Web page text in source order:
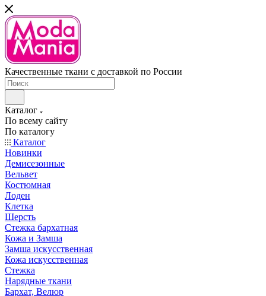
Качественные ткани с доставкой по России
Каталог
По всему сайту
По каталогу
Каталог
Новинки
Демисезонные
Вельвет
Костюмная
Лоден
Клетка
Шерсть
Стежка бархатная
Кожа и Замша
Замша искусственная
Кожа искусственная
Стежка
Нарядные ткани
Бархат, Велюр